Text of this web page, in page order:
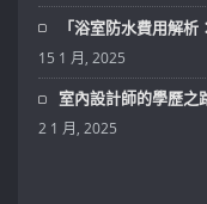
「浴室防水費用解析
15 1 月, 2025
室內設計師的學歷之
2 1 月, 2025